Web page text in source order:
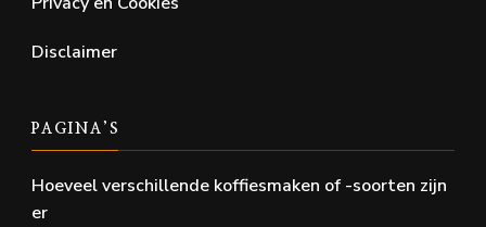
Disclaimer
PAGINA’S
Hoeveel verschillende koffiesmaken of -soorten zijn
er